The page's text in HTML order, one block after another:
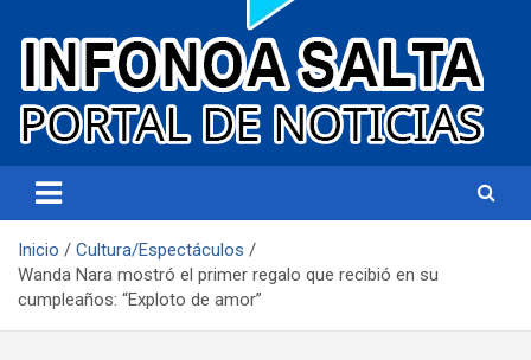
Infonoa Salta
Inicio
Cultura/Espectáculos
Wanda Nara mostró el primer regalo que recibió en su
cumpleaños: “Exploto de amor”